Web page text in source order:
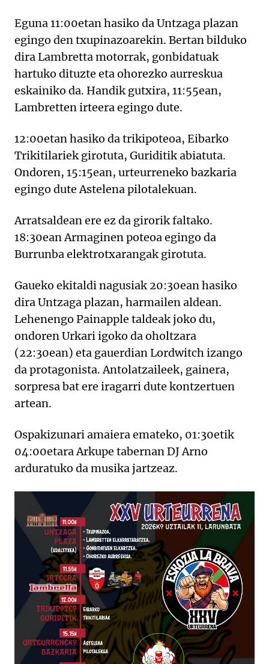
Eguna 11:00etan hasiko da Untzaga plazan
egingo den txupinazoarekin. Bertan bilduko
dira Lambretta motorrak, gonbidatuak
hartuko dituzte eta ohorezko aurreskua
eskainiko da. Handik gutxira, 11:55ean,
Lambretten irteera egingo dute.
12:00etan hasiko da trikipoteoa, Eibarko
Trikitilariek girotuta, Guriditik abiatuta.
Ondoren, 15:15ean, urteurreneko bazkaria
egingo dute Astelena pilotalekuan.
Arratsaldean ere ez da girorik faltako.
18:30ean Armaginen poteoa egingo da
Burrunba elektrotxarangak girotuta.
Gaueko ekitaldi nagusiak 20:30ean hasiko
dira Untzaga plazan, harmailen aldean.
Lehenengo Painapple taldeak joko du,
ondoren Urkari igoko da oholtzara
(22:30ean) eta gauerdian Lordwitch izango
da protagonista. Antolatzaileek, gainera,
sorpresa bat ere iragarri dute kontzertuen
artean.
Ospakizunari amaiera emateko, 01:30etik
04:00etara Arkupe tabernan DJ Arno
arduratuko da musika jartzeaz.